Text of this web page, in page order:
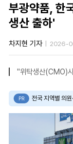
부광약품, 한
생산 출하'
차지현 기자 2026-
"위탁생산(CMO)
PR 전국 지역별 의원